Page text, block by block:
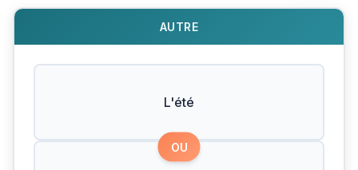
AUTRE
L'été
OU